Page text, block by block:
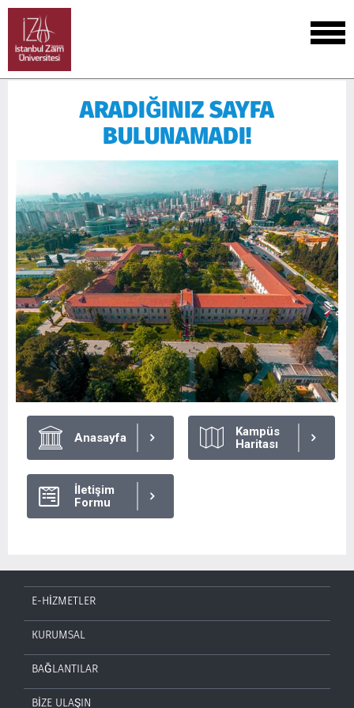
ARADIĞINIZ SAYFA
BULUNAMADI!
Anasayfa
Kampüs
Haritası
İletişim
Formu
E-HİZMETLER
KURUMSAL
BAĞLANTILAR
BİZE ULAŞIN